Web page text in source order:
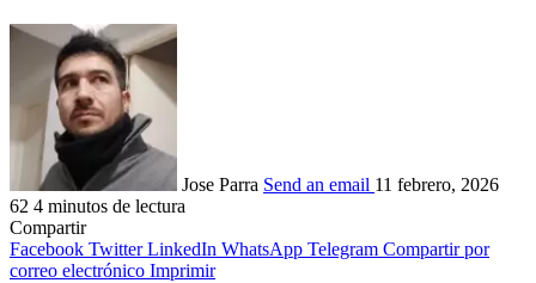
Jose Parra Send an email 11 febrero, 2026
62 4 minutos de lectura
Compartir
Facebook Twitter LinkedIn WhatsApp Telegram Compartir por
correo electrónico Imprimir